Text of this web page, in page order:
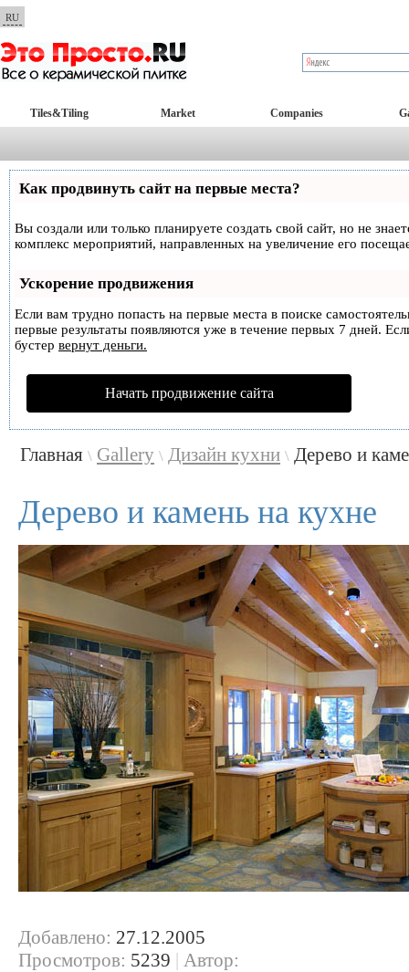
RU
Tiles&Tiling Market Companies
Как продвинуть сайт на первые места?
Вы создали или только планируете создать свой сайт, но не
комплекс мероприятий, направленных на увеличение его
Ускорение продвижения
Если вам трудно попасть на первые места в поиске
первые результаты появляются уже в течение первых 7 дней.
бустер вернут деньги.
Начать продвижение сайта
Главная \ Gallery \ Дизайн кухни \ Дерево и
Дерево и камень на кухне
Добавлено: 27.12.2005
Просмотров: 5239 | Автор: